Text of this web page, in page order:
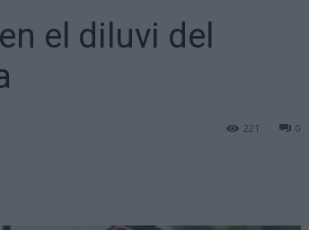
el diluvi del
0
221